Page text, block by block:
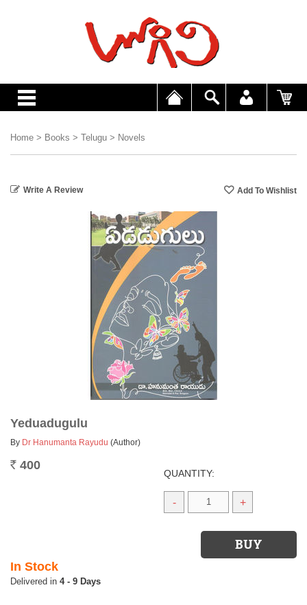
Home > Books > Telugu > Novels
Write A Review
Yeduadugulu
By Dr Hanumanta Rayudu (Author)
Rs. 400
QUANTITY:
- +
In Stock
4 - 9 Days